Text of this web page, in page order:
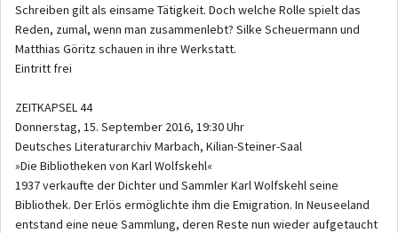
Schreiben gilt als einsame Tätigkeit. Doch welche Rolle spielt das
Reden, zumal, wenn man zusammenlebt? Silke Scheuermann und
Matthias Göritz schauen in ihre Werkstatt.
Eintritt frei
ZEITKAPSEL 44
Donnerstag, 15. September 2016, 19:30 Uhr
Deutsches Literaturarchiv Marbach, Kilian-Steiner-Saal
»Die Bibliotheken von Karl Wolfskehl«
1937 verkaufte der Dichter und Sammler Karl Wolfskehl seine
Bibliothek. Der Erlös ermöglichte ihm die Emigration. In Neuseeland
entstand eine neue Sammlung, deren Reste nun wieder aufgetaucht